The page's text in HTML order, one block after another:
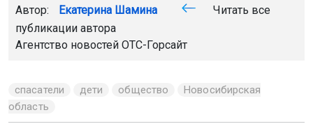
Автор: Екатерина Шамина
Читать все
публикации автора
Агентство новостей ОТС-Горсайт
спасатели дети общество
Новосибирская
область